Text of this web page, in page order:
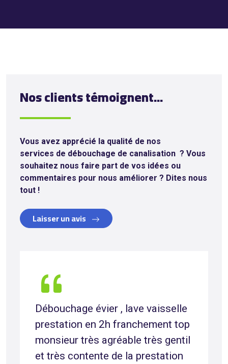
Nos clients témoignent...
Vous avez apprécié la qualité de nos
services de débouchage de canalisation ? Vous
souhaitez nous faire part de vos idées ou
commentaires pour nous améliorer ? Dites nous
tout !
Laisser un avis
Débouchage évier , lave vaisselle
prestation en 2h franchement top
monsieur très agréable très gentil
et très contente de la prestation